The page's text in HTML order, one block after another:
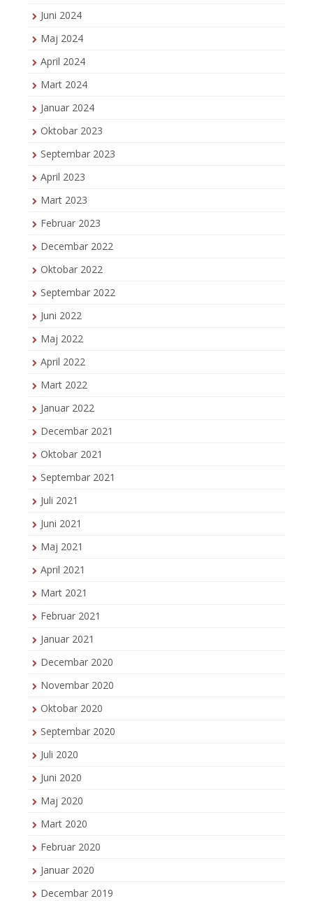
Juni 2024
Maj 2024
April 2024
Mart 2024
Januar 2024
Oktobar 2023
Septembar 2023
April 2023
Mart 2023
Februar 2023
Decembar 2022
Oktobar 2022
Septembar 2022
Juni 2022
Maj 2022
April 2022
Mart 2022
Januar 2022
Decembar 2021
Oktobar 2021
Septembar 2021
Juli 2021
Juni 2021
Maj 2021
April 2021
Mart 2021
Februar 2021
Januar 2021
Decembar 2020
Novembar 2020
Oktobar 2020
Septembar 2020
Juli 2020
Juni 2020
Maj 2020
Mart 2020
Februar 2020
Januar 2020
Decembar 2019